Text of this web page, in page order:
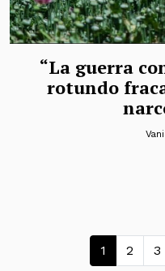
“La guerra
rotundo
1 2 3